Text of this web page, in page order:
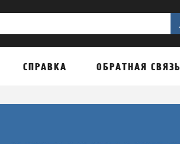
СПРАВКА ОБРАТНАЯ СВЯЗЬ